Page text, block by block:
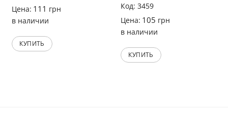
Цена: 111 грн
в наличии
КУПИТЬ
Код: 3459
Цена: 105 грн
в наличии
КУПИТЬ